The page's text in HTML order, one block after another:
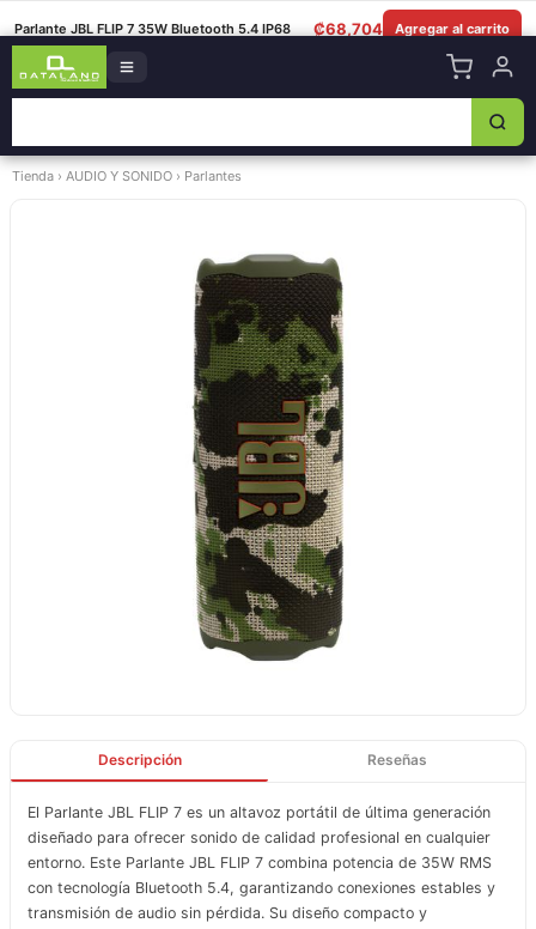
Facebook|
Parlante JBL FLIP 7 35W Bluetooth 5.4 IP68 ₡68,704 Agregar al carrito
Tienda › AUDIO Y SONIDO › Parlantes
Descripción Reseñas
El Parlante JBL FLIP 7 es un altavoz portátil de última generación
diseñado para ofrecer sonido de calidad profesional en cualquier
entorno. Este Parlante JBL FLIP 7 combina potencia de 35W RMS
con tecnología Bluetooth 5.4, garantizando conexiones estables y
transmisión de audio sin pérdida. Su diseño compacto y